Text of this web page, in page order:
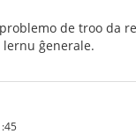
de troo da
ĝenerale.